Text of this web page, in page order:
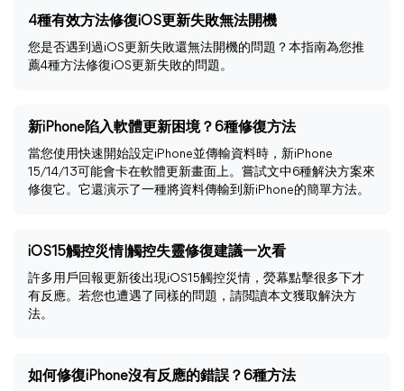
4種有效方法修復iOS更新失敗無法開機
您是否遇到過iOS更新失敗還無法開機的問題？本指南為您推
薦4種方法修復iOS更新失敗的問題。
新iPhone陷入軟體更新困境？6種修復方法
當您使用快速開始設定iPhone並傳輸資料時，新iPhone
15/14/13可能會卡在軟體更新畫面上。嘗試文中6種解決方案來
修復它。它還演示了一種將資料傳輸到新iPhone的簡單方法。
iOS15觸控災情|觸控失靈修復建議一次看
許多用戶回報更新後出現iOS15觸控災情，熒幕點擊很多下才
有反應。若您也遭遇了同樣的問題，請閲讀本文獲取解決方
法。
如何修復iPhone沒有反應的錯誤？6種方法